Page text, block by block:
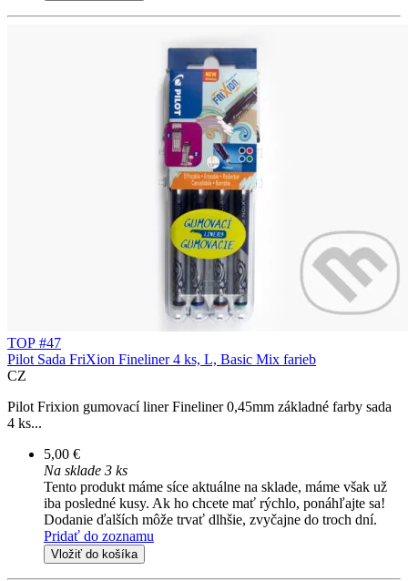
TOP #47
Pilot Sada FriXion Fineliner 4 ks, L, Basic Mix farieb
CZ
Pilot Frixion gumovací liner Fineliner 0,45mm základné farby sada
4 ks...
5,00 €
Na sklade 3 ks
Tento produkt máme síce aktuálne na sklade, máme však už
iba posledné kusy. Ak ho chcete mať rýchlo, ponáhľajte sa!
Dodanie ďalších môže trvať dlhšie, zvyčajne do troch dní.
Pridať do zoznamu
Vložiť do košíka